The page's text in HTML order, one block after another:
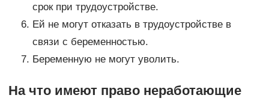
срок при трудоустройстве.
Ей не могут отказать в трудоустройстве в
связи с беременностью.
Беременную не могут уволить.
На что имеют право неработающие